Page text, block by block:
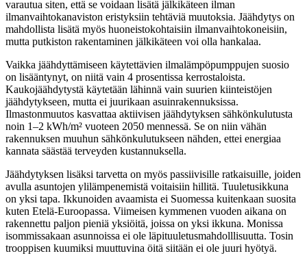
varautua siten, että se voidaan lisätä jälkikäteen ilman
ilmanvaihtokanaviston eristyksiin tehtäviä muutoksia. Jäähdytys on
mahdollista lisätä myös huoneistokohtaisiin ilmanvaihtokoneisiin,
mutta putkiston rakentaminen jälkikäteen voi olla hankalaa.
Vaikka jäähdyttämiseen käytettävien ilmalämpöpumppujen suosio
on lisääntynyt, on niitä vain 4 prosentissa kerrostaloista.
Kaukojäähdytystä käytetään lähinnä vain suurien kiinteistöjen
jäähdytykseen, mutta ei juurikaan asuinrakennuksissa.
Ilmastonmuutos kasvattaa aktiivisen jäähdytyksen sähkönkulutusta
noin 1–2 kWh/m² vuoteen 2050 mennessä. Se on niin vähän
rakennuksen muuhun sähkönkulutukseen nähden, ettei energiaa
kannata säästää terveyden kustannuksella.
Jäähdytyksen lisäksi tarvetta on myös passiivisille ratkaisuille, joiden
avulla asuntojen ylilämpenemistä voitaisiin hillitä. Tuuletusikkuna
on yksi tapa. Ikkunoiden avaamista ei Suomessa kuitenkaan suosita
kuten Etelä-Euroopassa. Viimeisen kymmenen vuoden aikana on
rakennettu paljon pieniä yksiöitä, joissa on yksi ikkuna. Monissa
isommissakaan asunnoissa ei ole läpituuletusmahdolllisuutta. Tosin
trooppisen kuumiksi muuttuvina öitä siitään ei ole juuri hyötyä.